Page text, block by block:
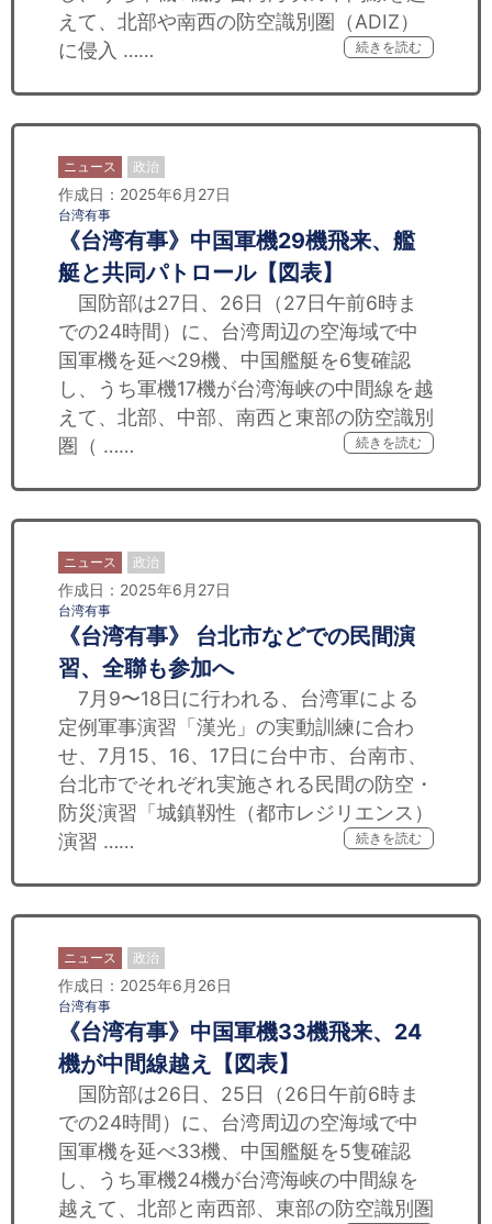
えて、北部や南西の防空識別圏（ADIZ）
に侵入 ……
続きを読む
ニュース 政治
作成日：2025年6月27日
台湾有事
《台湾有事》中国軍機29機飛来、艦
艇と共同パトロール【図表】
国防部は27日、26日（27日午前6時ま
での24時間）に、台湾周辺の空海域で中
国軍機を延べ29機、中国艦艇を6隻確認
し、うち軍機17機が台湾海峡の中間線を越
えて、北部、中部、南西と東部の防空識別
圏（ ……
続きを読む
ニュース 政治
作成日：2025年6月27日
台湾有事
《台湾有事》 台北市などでの民間演
習、全聯も参加へ
7月9〜18日に行われる、台湾軍による
定例軍事演習「漢光」の実動訓練に合わ
せ、7月15、16、17日に台中市、台南市、
台北市でそれぞれ実施される民間の防空・
防災演習「城鎮靱性（都市レジリエンス）
演習 ……
続きを読む
ニュース 政治
作成日：2025年6月26日
台湾有事
《台湾有事》中国軍機33機飛来、24
機が中間線越え【図表】
国防部は26日、25日（26日午前6時ま
での24時間）に、台湾周辺の空海域で中
国軍機を延べ33機、中国艦艇を5隻確認
し、うち軍機24機が台湾海峡の中間線を
越えて、北部と南西部、東部の防空識別圏